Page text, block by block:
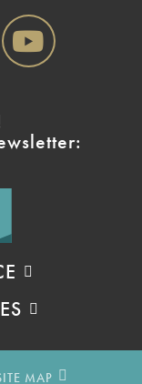
MAP